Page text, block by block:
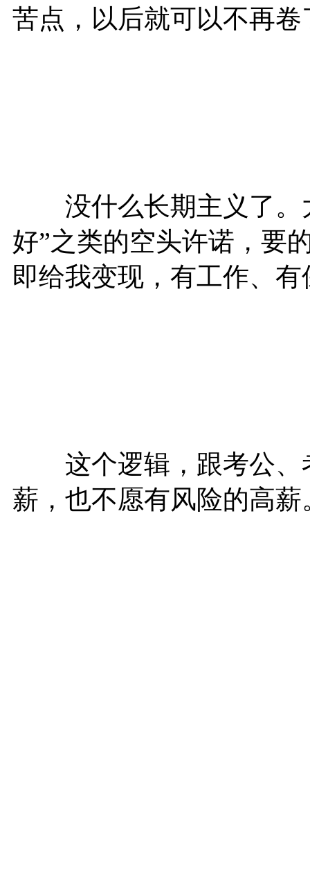
苦点，以后就可以不再卷
没什么长期主义了。
好”之类的空头许诺，要
即给我变现，有工作、有
这个逻辑，跟考公、
薪，也不愿有风险的高薪